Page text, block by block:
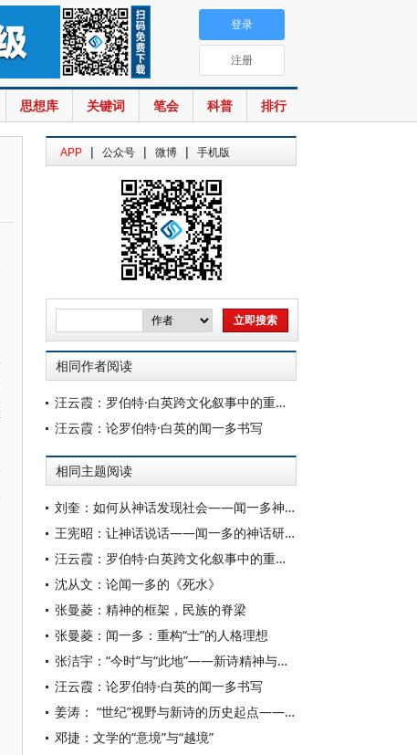
思想库 关键词 笔会 科普 排行
登录
注册
APP | 公众号 | 微博 | 手机版
相同作者阅读
汪云霞：罗伯特·白英跨文化叙事中的重庆风景
汪云霞：论罗伯特·白英的闻一多书写
相同主题阅读
刘奎：如何从神话发现社会——闻一多神话研究的社会学视野
王宪昭：让神话说话——闻一多的神话研究
汪云霞：罗伯特·白英跨文化叙事中的重庆风景
沈从文：论闻一多的《死水》
张曼菱：精神的框架，民族的脊梁
张曼菱：闻一多：重构“士”的人格理想
张洁宇：“今时”与“此地”——新诗精神与艺术的本土化
汪云霞：论罗伯特·白英的闻一多书写
姜涛： “世纪”视野与新诗的历史起点——《女神》再论
邓捷：文学的“意境”与“越境”